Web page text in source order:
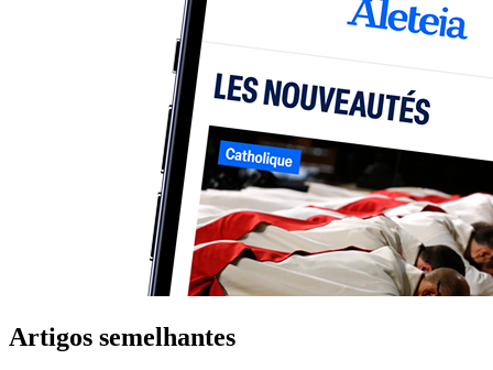
Artigos semelhantes